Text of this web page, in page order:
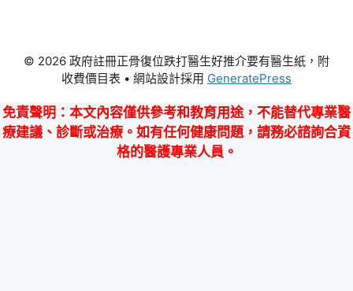
© 2026 政府註冊正骨復位跌打醫生好推介要有醫生紙，附
收費價目表 • 網站設計採用 GeneratePress
免責聲明 ：本文內容僅供參考和教育用途，不能替代專業醫
療建議、診斷或治療。如有任何健康問題，請務必諮詢合資
格的醫護專業人員。